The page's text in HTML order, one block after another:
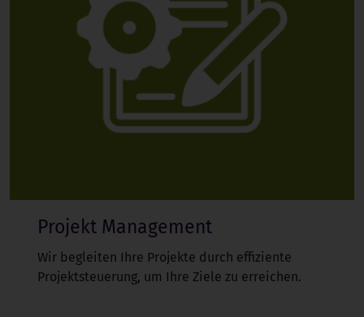
Projekt Management
Wir begleiten Ihre Projekte durch effiziente
Projektsteuerung, um Ihre Ziele zu erreichen.